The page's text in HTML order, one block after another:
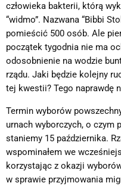
człowieka bakterii, którą
“widmo”. Nazwana “Bibbi
pomieścić 500 osób. Ale
początek tygodnia nie ma
odosobnienie na wodzie
rządu. Jaki będzie kolejny
tej kwestii? Tego naprawdę
Termin wyborów
urnach wyborczych, o czym
staniemy 15 października.
wspominałem we
korzystając z okazji
w sprawie przyjmowania